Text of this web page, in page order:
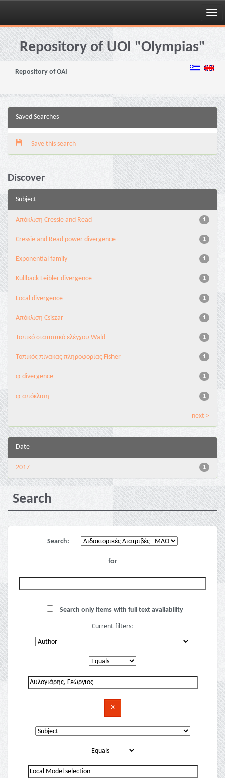
Skip
navigationRepository of UOI "Olympias"
Repository of OAI
Saved Searches
Save this search
Discover
Subject
1
Aπόκλιση Cressie and Read
1
Cressie and Read power divergence
1
Exponential family
1
Kullback-Leibler divergence
1
Local divergence
1
Απόκλιση Csiszar
1
Τοπικό στατιστικό ελέγχου Wald
1
Τοπικός πίνακας πληροφορίας Fisher
1
φ-divergence
1
φ-απόκλιση
next >
Date
1
2017
Search
Search:
for
Search only items with full text availability
Current filters: